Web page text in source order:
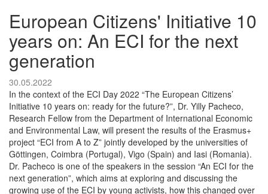
European Citizens' Initiative 10
years on: An ECI for the next
generation
30.05.2022
In the context of the ECI Day 2022 “The European Citizens’
Initiative 10 years on: ready for the future?”, Dr. Yilly Pacheco,
Research Fellow from the Department of International Economic
and Environmental Law, will present the results of the Erasmus+
project “ECI from A to Z” jointly developed by the universities of
Göttingen, Coimbra (Portugal), Vigo (Spain) and Iasi (Romania).
Dr. Pacheco is one of the speakers in the session “An ECI for the
next generation”, which aims at exploring and discussing the
growing use of the ECI by young activists, how this changed over